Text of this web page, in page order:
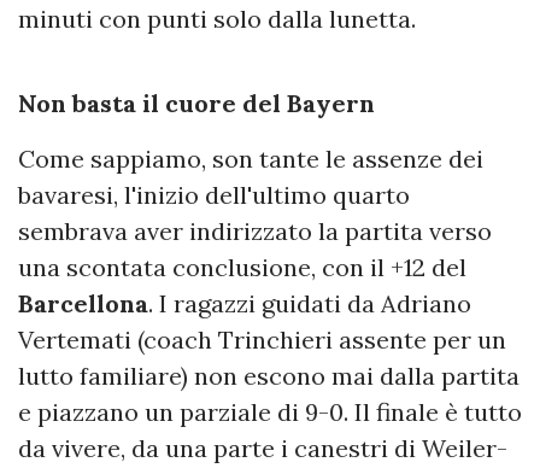
minuti con punti solo dalla lunetta.
Non basta il cuore del Bayern
Come sappiamo, son tante le assenze dei
bavaresi, l'inizio dell'ultimo quarto
sembrava aver indirizzato la partita verso
una scontata conclusione, con il +12 del
Barcellona. I ragazzi guidati da Adriano
Vertemati (coach Trinchieri assente per un
lutto familiare) non escono mai dalla partita
e piazzano un parziale di 9-0. Il finale è tutto
da vivere, da una parte i canestri di Weiler-